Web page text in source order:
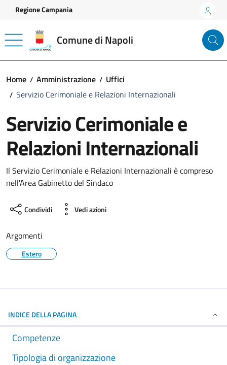
Vai ai contenuti
Vai al footer
Regione Campania
Comune di Napoli
Home Amministrazione
Uffici
Servizio Cerimoniale e Relazioni Internazionali
Servizio Cerimoniale e
Relazioni Internazionali
Il Servizio Cerimoniale e Relazioni Internazionali è compreso
nell'Area Gabinetto del Sindaco
Condividi Vedi azioni
Argomenti
Estero
INDICE DELLA PAGINA
Competenze
Tipologia di organizzazione